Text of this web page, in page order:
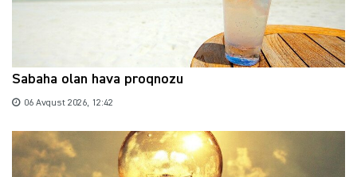
Sabaha olan hava proqnozu
06 Avqust 2026, 12:42